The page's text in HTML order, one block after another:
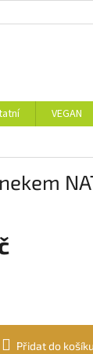
VEGAN
Přidat do košíku